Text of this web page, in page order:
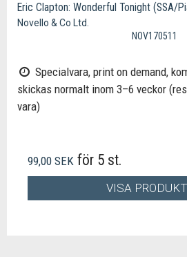
Eric Clapton: Wonderful Tonight (SSA/
Novello & Co Ltd.
NOV170511
Specialvara, print on demand,
skickas normalt inom 3–6 veckor
vara)
99,00 SEK för 5 st.
VISA